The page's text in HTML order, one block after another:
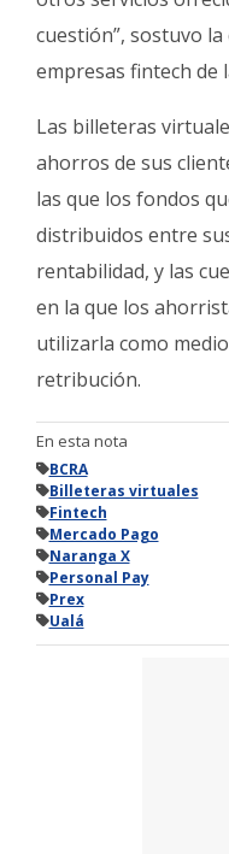
cuestión”, sostuvo
empresas fintech de
Las billeteras
ahorros de sus
las que los fondos
distribuidos entre
rentabilidad, y las
en la que los
utilizarla como
retribución.
En esta nota
BCRA
Billeteras virtuales
Fintech
Mercado Pago
Naranga X
Personal Pay
Prex
Ualá